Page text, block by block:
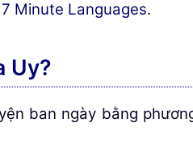
Minute Languages.
Uy?
ban ngày bằng